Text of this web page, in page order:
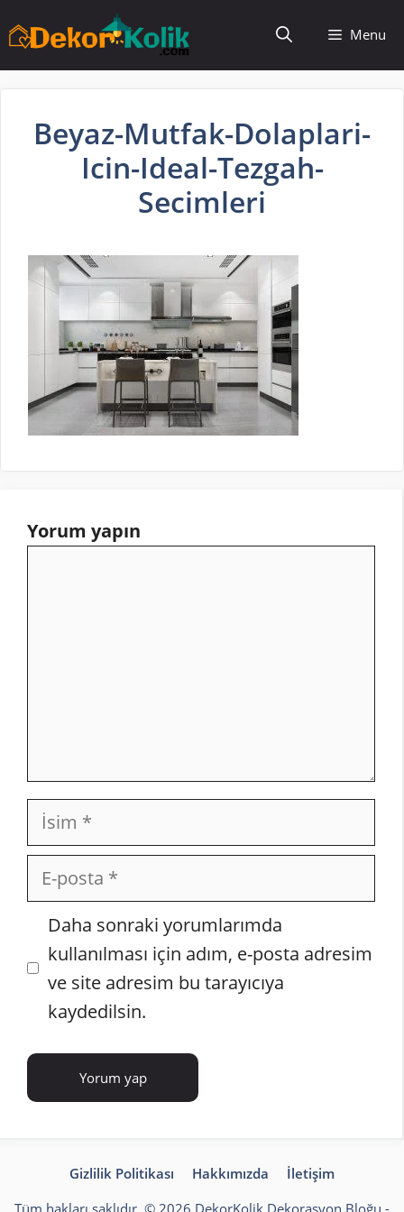
atla
Menu
Beyaz-Mutfak-Dolaplari-
Icin-Ideal-Tezgah-
Secimleri
Yorum yapın
İsim
posta
İnternet
sitesi
Daha sonraki yorumlarımda
kullanılması için adım, e-posta adresim
ve site adresim bu tarayıcıya
kaydedilsin.
Gizlilik Politikası Hakkımızda
İletişim
Tüm hakları saklıdır. © 2026 DekorKolik Dekorasyon Bloğu -